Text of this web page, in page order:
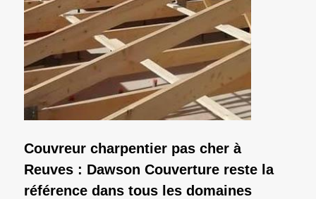
Couvreur charpentier pas cher à
Reuves : Dawson Couverture reste la
référence dans tous les domaines